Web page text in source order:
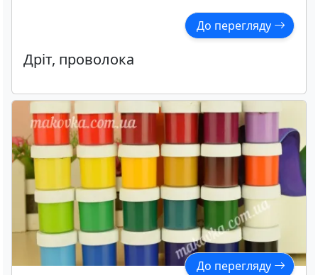
До перегляду
Дріт, проволока
До перегляду